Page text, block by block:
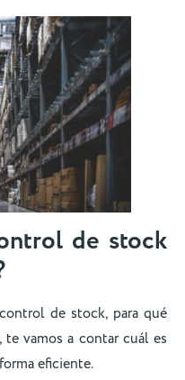
de stock
de stock, para qué
vamos a contar cuál es
eficiente.